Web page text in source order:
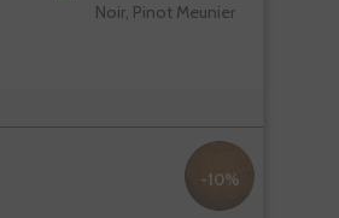
Noir, Pinot Meunier
-10%